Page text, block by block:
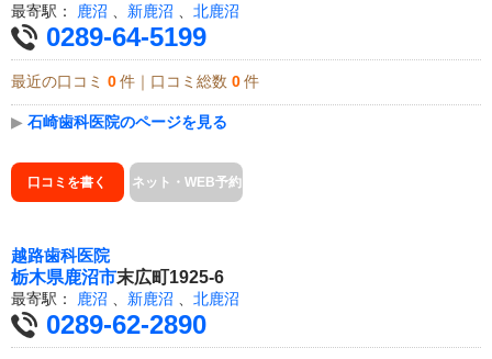
最寄駅： 鹿沼 新鹿沼 北鹿沼
0289-64-5199
最近の口コミ 0 件｜口コミ総数 0 件
▶ 石崎歯科医院のページを見る
口コミを書く ネット・WEB予約
越路歯科医院
栃木県鹿沼市末広町1925-6
最寄駅： 鹿沼 新鹿沼 北鹿沼
0289-62-2890